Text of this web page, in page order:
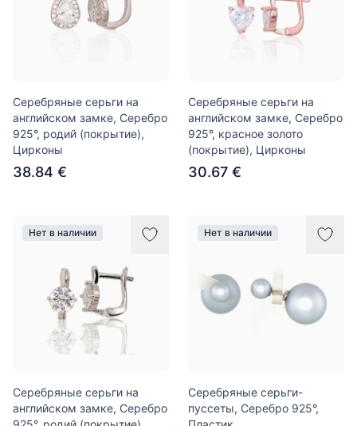
Серебряные серьги на
английском замке, Серебро
925°, родий (покрытие),
Цирконы
38.84 €
Серебряные серьги на
английском замке, Серебро
925°, красное золото
(покрытие), Цирконы
30.67 €
Нет в наличии
Серебряные серьги на
английском замке, Серебро
Нет в наличии
Серебряные серьги-
пуссеты, Серебро 925°,